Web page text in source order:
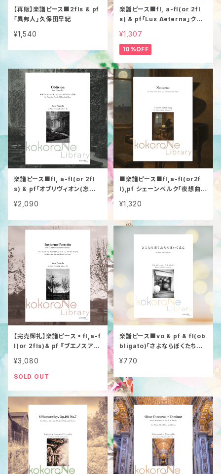
【再販】楽譜ピース■2fls & pf
「異邦人」久保田早紀
¥1,540
楽譜ピース■fl, a-fl(or 2fl
s) & pf「Lux Aeterna」クリ
l Dawns”より
¥1,307
10%OFF
楽譜ピース■fl, a-fl(or 2fl
s) & pf「オブリヴィオン(忘却)」
¥2,090
■楽譜ピース■fl,a-fl(or2f
l),pf シェーンベルク「夜想曲
¥1,320
【完売御礼】楽譜ピース▪️fl,a-f
l(or 2fls)& pf 『ブエノスアイ
レスの冬」A.ピアソラ
¥3,080
SOLD OUT
楽譜ピース■vo & pf & fl(ob
bligato)「さよならぼくたちの
¥770